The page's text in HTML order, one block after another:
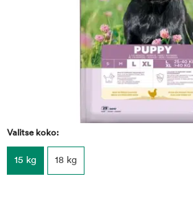
Valitse koko:
15 kg 18 kg